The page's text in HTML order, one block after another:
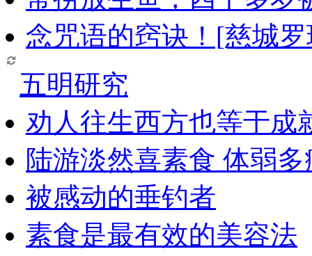
念咒语的窍诀！[慈城
五明研究
劝人往生西方也等于成
陆游淡然喜素食 体弱
被感动的垂钓者
素食是最有效的美容法